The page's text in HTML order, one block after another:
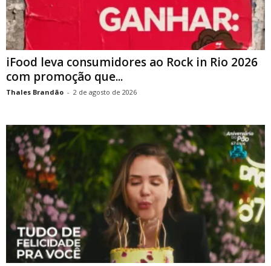
iFood leva consumidores ao Rock in Rio 2026
com promoção que...
Thales Brandão - 2 de agosto de 2026